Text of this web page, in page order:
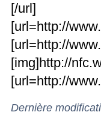
[/url]
[url=http://
[url=http://
[img]http://
[url=http://
Dernière